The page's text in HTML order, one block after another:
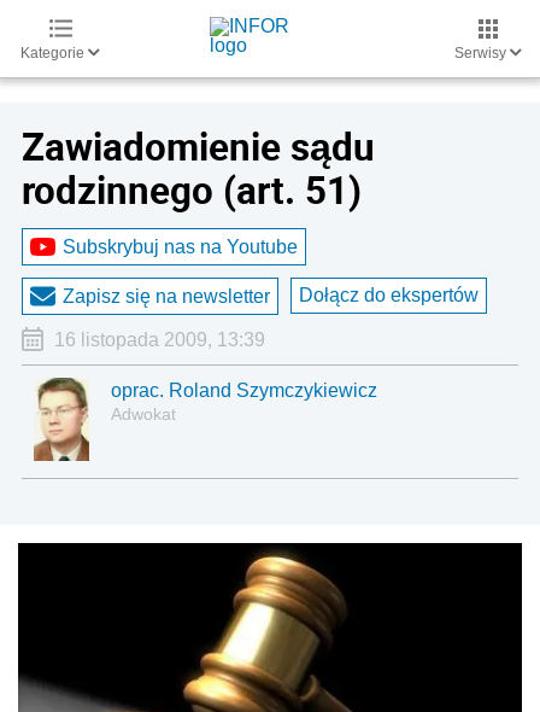
Kategorie Serwisy
Zawiadomienie sądu
rodzinnego (art. 51)
Subskrybuj nas na Youtube
Zapisz się na newsletter Dołącz do ekspertów
16 listopada 2009, 13:39
oprac. Roland Szymczykiewicz
Adwokat